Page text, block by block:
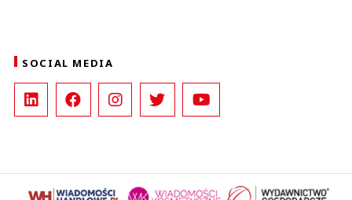
SOCIAL MEDIA